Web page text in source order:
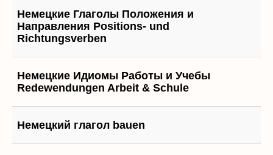
Немецкие Глаголы Положения и
Направления Positions- und
Richtungsverben
Немецкие Идиомы Работы и Учебы
Redewendungen Arbeit & Schule
Немецкий глагол bauen